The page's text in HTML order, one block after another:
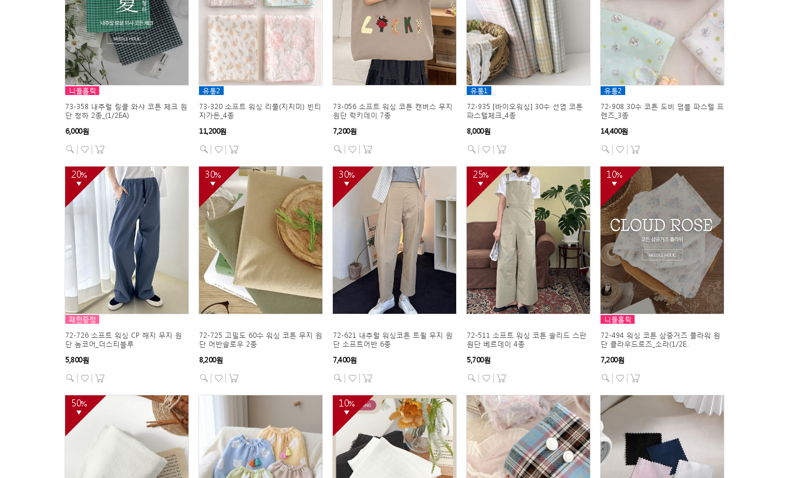
니들홀릭
73-358 내추럴 링클 와샤 코튼 체크 원
단 청하 2종_(1/2EA)
6,000원
유통2
73-320 소프트 워싱 리플(지지미) 빈티
지가든_4종
11,200원
73-056 소프트 워싱 코튼 캔버스 무지
원단 럭키데이 7종
7,200원
유통1
72-935 [바이오워싱] 30수 선염 코튼
파스텔체크_4종
8,000원
유통2
72-908 30수 코튼 도비 덤블 파스텔 프
렌즈_3종
14,400원
20%
▼
패턴증정
72-726 소프트 워싱 CP 해지 무지 원
단 놈코어_더스티블루
5,800원
30%
▼
72-725 고밀도 60수 워싱 코튼 무지 원
단 어반슬로우 2종
8,200원
30%
▼
72-621 내추럴 워싱코튼 트윌 무지 원
단 소프트어반 6종
7,400원
25%
▼
72-511 소프트 워싱 코튼 솔리드 스판
원단 베르데이 4종
5,700원
10%
▼
니들홀릭
72-494 워싱 코튼 삼중거즈 플라워 원
단 클라우드로즈_소라(1/2E..
7,200원
50%
▼
10%
▼